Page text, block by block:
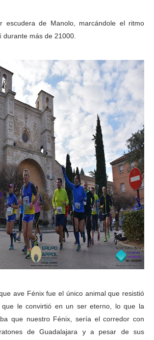
escudera de Manolo, marcándole el ritmo
durante más de 21000.
ave Fénix fue el único animal que resistió
le convirtió en un ser eterno, lo que la
que nuestro Fénix, sería el corredor con
de Guadalajara y a pesar de sus